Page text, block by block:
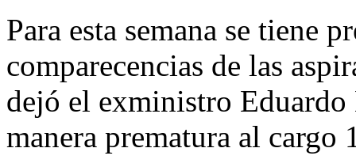
Para esta semana se tiene
comparecencias de las
dejó el exministro
manera prematura al cargo